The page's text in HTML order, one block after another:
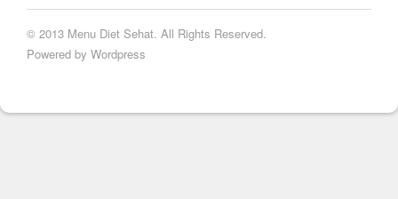
© 2013 Menu Diet Sehat. All Rights Reserved.
Powered by Wordpress